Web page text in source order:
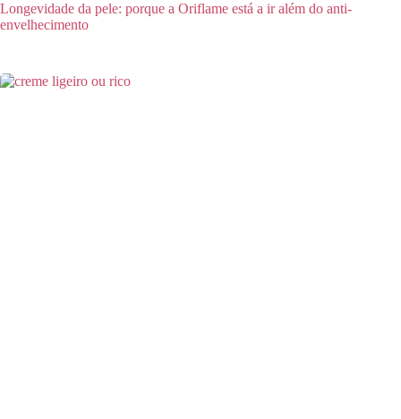
Longevidade da pele: porque a Oriflame está a ir além do anti-
envelhecimento